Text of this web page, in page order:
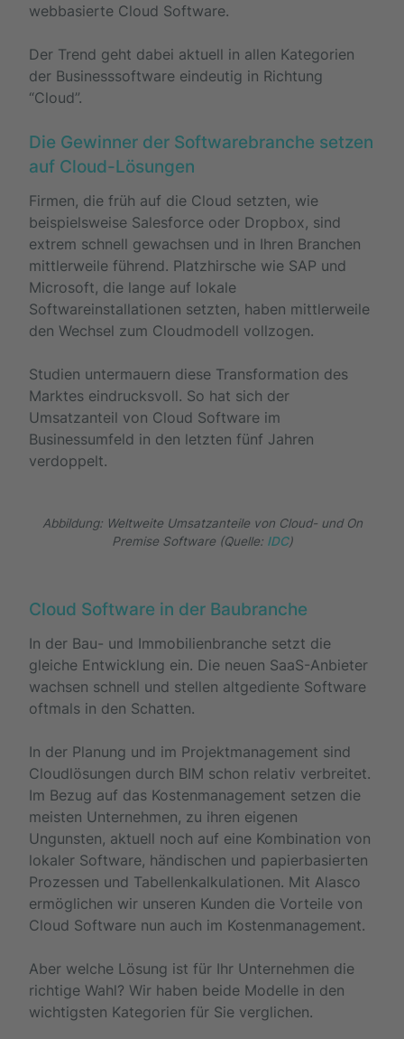
webbasierte Cloud Software.
Der Trend geht dabei aktuell in allen Kategorien
der Businesssoftware eindeutig in Richtung
“Cloud”.
Die Gewinner der Softwarebranche setzen
auf Cloud-Lösungen
Firmen, die früh auf die Cloud setzten, wie
beispielsweise Salesforce oder Dropbox, sind
extrem schnell gewachsen und in Ihren Branchen
mittlerweile führend. Platzhirsche wie SAP und
Microsoft, die lange auf lokale
Softwareinstallationen setzten, haben mittlerweile
den Wechsel zum Cloudmodell vollzogen.
Studien untermauern diese Transformation des
Marktes eindrucksvoll. So hat sich der
Umsatzanteil von Cloud Software im
Businessumfeld in den letzten fünf Jahren
verdoppelt.
Abbildung: Weltweite Umsatzanteile von Cloud- und On
Premise Software (Quelle: IDC)
Cloud Software in der Baubranche
In der Bau- und Immobilienbranche setzt die
gleiche Entwicklung ein. Die neuen SaaS-Anbieter
wachsen schnell und stellen altgediente Software
oftmals in den Schatten.
In der Planung und im Projektmanagement sind
Cloudlösungen durch BIM schon relativ verbreitet.
Im Bezug auf das Kostenmanagement setzen die
meisten Unternehmen, zu ihren eigenen
Ungunsten, aktuell noch auf eine Kombination von
lokaler Software, händischen und papierbasierten
Prozessen und Tabellenkalkulationen. Mit Alasco
ermöglichen wir unseren Kunden die Vorteile von
Cloud Software nun auch im Kostenmanagement.
Aber welche Lösung ist für Ihr Unternehmen die
richtige Wahl? Wir haben beide Modelle in den
wichtigsten Kategorien für Sie verglichen.